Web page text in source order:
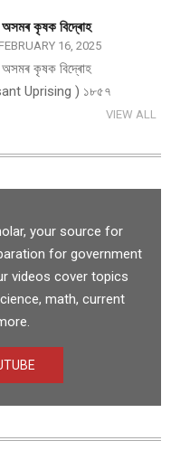
কৃষক বিদ্ৰোহ​
FEBRUARY 16, 2025
কৃষক বিদ্ৰোহ​
Uprising ) ১৮৫৭
VIEW ALL
your source for
for government
videos cover topics
math, current